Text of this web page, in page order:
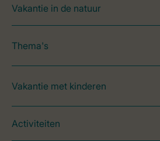
Vakantie in de natuur
Thema's
Vakantie met kinderen
Activiteiten